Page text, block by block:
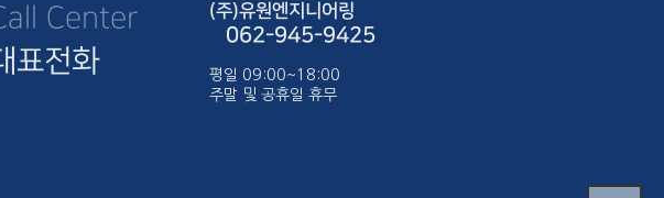
Center
표전화
(주)유원엔지니어링
062-945-9425
평일 09:00~18:00
주말 및 공휴일 휴무